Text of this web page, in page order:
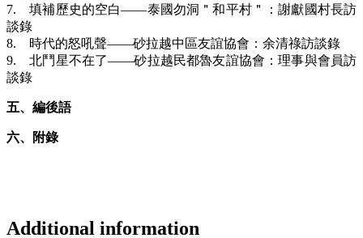
7. 填補歷史的空白——泰國勿洞＂和平村＂：謝獻國村長訪
談錄
8. 時代的怒吼聲——砂拉越中區友誼協會：余清祿訪談錄
9. 北鬥星不在了——砂拉越民都魯友誼協會：理事與會員訪
談錄
五、編後語
六、附錄
Additional information